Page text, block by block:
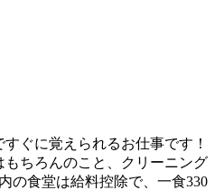
ぐに覚えられるお仕事です！
ちろんのこと、クリーニング
の食堂は給料控除で、一食330